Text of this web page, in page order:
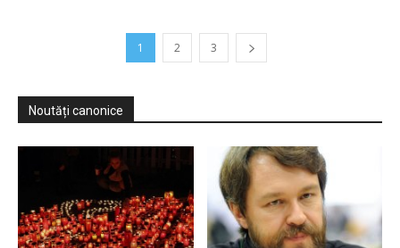
1 2 3
Noutăți canonice